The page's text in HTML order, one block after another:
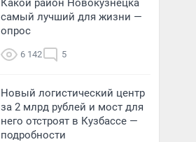
Какой район Новокузнецка
самый лучший для жизни —
опрос
6 142 5
Новый логистический центр
за 2 млрд рублей и мост для
него отстроят в Кузбассе —
подробности